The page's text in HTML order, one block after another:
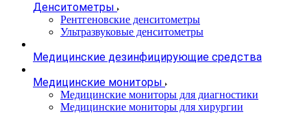
Денситометры
Рентгеновские денситометры
Ультразвуковые денситометры
Медицинские дезинфицирующие средства
Медицинские мониторы
Медицинские мониторы для диагностики
Медицинские мониторы для хирургии